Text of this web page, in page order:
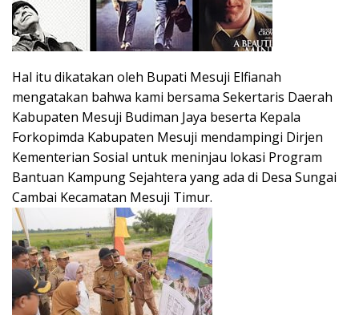
Hal itu dikatakan oleh Bupati Mesuji Elfianah
mengatakan bahwa kami bersama Sekertaris Daerah
Kabupaten Mesuji Budiman Jaya beserta Kepala
Forkopimda Kabupaten Mesuji mendampingi Dirjen
Kementerian Sosial untuk meninjau lokasi Program
Bantuan Kampung Sejahtera yang ada di Desa Sungai
Cambai Kecamatan Mesuji Timur.